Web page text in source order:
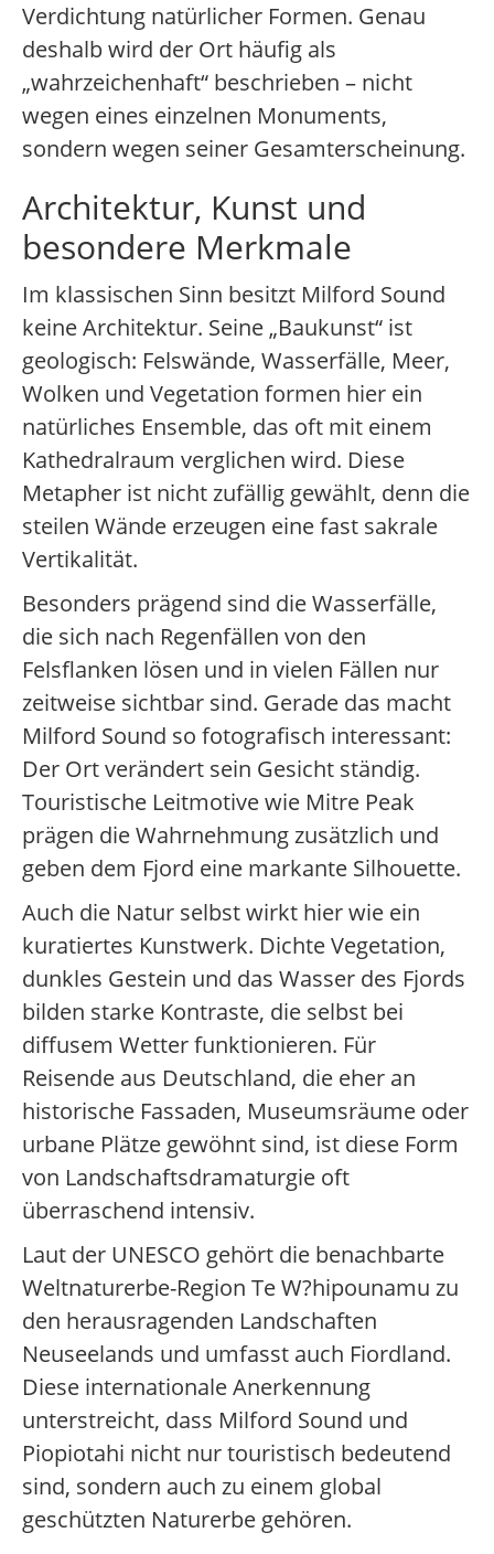
Verdichtung natürlicher Formen. Genau
deshalb wird der Ort häufig als
„wahrzeichenhaft“ beschrieben – nicht
wegen eines einzelnen Monuments,
sondern wegen seiner Gesamterscheinung.
Architektur, Kunst und
besondere Merkmale
Im klassischen Sinn besitzt Milford Sound
keine Architektur. Seine „Baukunst“ ist
geologisch: Felswände, Wasserfälle, Meer,
Wolken und Vegetation formen hier ein
natürliches Ensemble, das oft mit einem
Kathedralraum verglichen wird. Diese
Metapher ist nicht zufällig gewählt, denn die
steilen Wände erzeugen eine fast sakrale
Vertikalität.
Besonders prägend sind die Wasserfälle,
die sich nach Regenfällen von den
Felsflanken lösen und in vielen Fällen nur
zeitweise sichtbar sind. Gerade das macht
Milford Sound so fotografisch interessant:
Der Ort verändert sein Gesicht ständig.
Touristische Leitmotive wie Mitre Peak
prägen die Wahrnehmung zusätzlich und
geben dem Fjord eine markante Silhouette.
Auch die Natur selbst wirkt hier wie ein
kuratiertes Kunstwerk. Dichte Vegetation,
dunkles Gestein und das Wasser des Fjords
bilden starke Kontraste, die selbst bei
diffusem Wetter funktionieren. Für
Reisende aus Deutschland, die eher an
historische Fassaden, Museumsräume oder
urbane Plätze gewöhnt sind, ist diese Form
von Landschaftsdramaturgie oft
überraschend intensiv.
Laut der UNESCO gehört die benachbarte
Weltnaturerbe-Region Te W?hipounamu zu
den herausragenden Landschaften
Neuseelands und umfasst auch Fiordland.
Diese internationale Anerkennung
unterstreicht, dass Milford Sound und
Piopiotahi nicht nur touristisch bedeutend
sind, sondern auch zu einem global
geschützten Naturerbe gehören.